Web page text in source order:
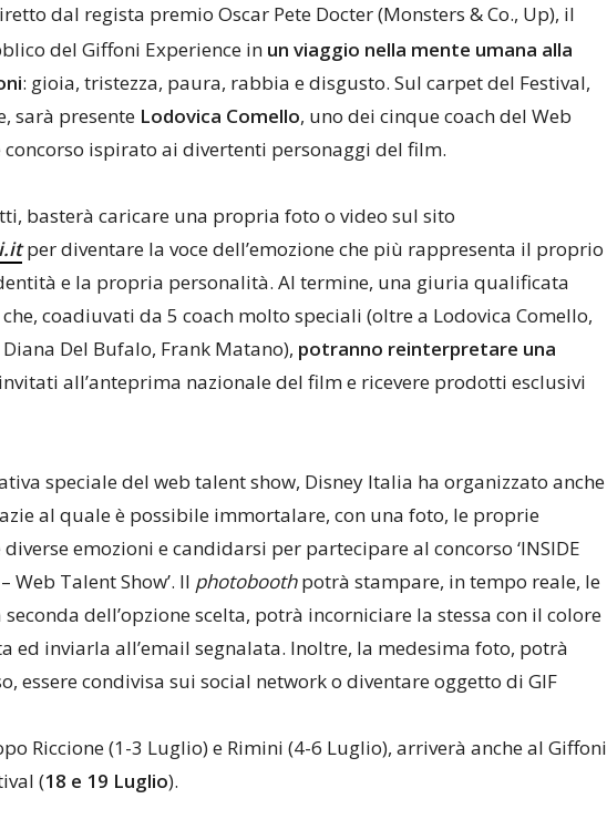
dal regista premio Oscar Pete Docter (Monsters & Co., Up), il
del Giffoni Experience in un viaggio nella mente umana alla
: gioia, tristezza, paura, rabbia e disgusto. Sul carpet del Festival,
sarà presente Lodovica Comello, uno dei cinque coach del Web
concorso ispirato ai divertenti personaggi del film.
basterà caricare una propria foto o video sul sito
per diventare la voce dell’emozione che più rappresenta il proprio
e la propria personalità. Al termine, una giuria qualificata
che, coadiuvati da 5 coach molto speciali (oltre a Lodovica Comello,
Del Bufalo, Frank Matano), potranno reinterpretare una
all’anteprima nazionale del film e ricevere prodotti esclusivi
speciale del web talent show, Disney Italia ha organizzato anche
al quale è possibile immortalare, con una foto, le proprie
emozioni e candidarsi per partecipare al concorso ‘INSIDE
Web Talent Show’. Il photoboothpotrà stampare, in tempo reale, le
dell’opzione scelta, potrà incorniciare la stessa con il colore
ed inviarla all’email segnalata. Inoltre, la medesima foto, potrà
essere condivisa sui social network o diventare oggetto di GIF
Riccione (1-3 Luglio) e Rimini (4-6 Luglio), arriverà anche al Giffoni
(18 e 19 Luglio).